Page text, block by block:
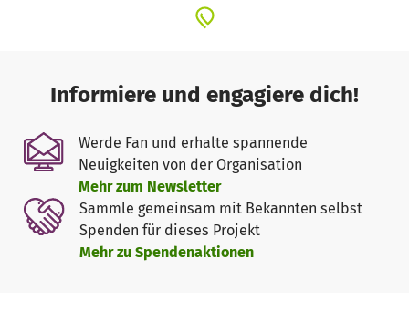
Behinderungen lernen bei uns beispielsweise,
üben, öffentliche Verkehrsmittel zu nutzen und sich im
Alltag zurechtzufinden. Schon 15 junge Erwachsene
konnten durch die Förderung einen Arbeitsplatz finden –
ein großer Erfolg!
Weitere Informationen zur Einrichtung Emili Aregak
findest du unterhttps://caritasaregak.org/
Warum wir jetzt deine Hilfe brauchen
Ein entscheidender Bestandteil unserer Arbeit ist der
Informiere und engagiere dich!
Werde Fan und erhalte spannende
Neuigkeiten von der Organisation
Mehr zum Newsletter
Sammle gemeinsam mit Bekannten selbst
Spenden für dieses Projekt
Mehr zu Spendenaktionen